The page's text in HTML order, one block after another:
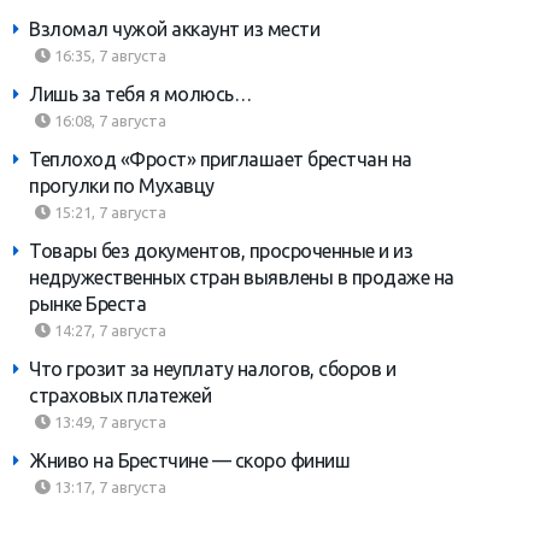
Взломал чужой аккаунт из мести
16:35, 7 августа
Лишь за тебя я молюсь…
16:08, 7 августа
Теплоход «Фрост» приглашает брестчан на
прогулки по Мухавцу
15:21, 7 августа
Товары без документов, просроченные и из
недружественных стран выявлены в продаже на
рынке Бреста
14:27, 7 августа
Что грозит за неуплату налогов, сборов и
страховых платежей
13:49, 7 августа
Жниво на Брестчине — скоро финиш
13:17, 7 августа